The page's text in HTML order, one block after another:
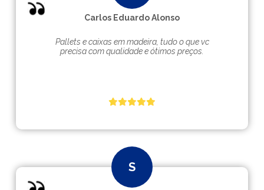
Carlos Eduardo Alonso
Pallets e caixas em madeira, tudo o que vc
precisa com qualidade e ótimos preços.